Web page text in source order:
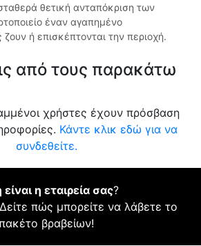
θετική ανταπόκριση των
έναν αγαπημένο
ή επισκέπτονται την περιοχή.
από τους παρακάτω
χρήστες έχουν πρόσβαση
Κάντε κλικ εδώ για να
συνδεθείτε.
η εταιρεία σας?
Δείτε πώς μπορείτε να λάβετε το
βραβείων!